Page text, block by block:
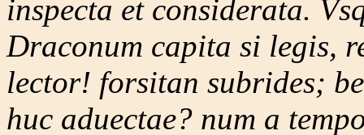
inspecta et considerata.
Draconum capita si legis,
lector! forsitan subrides;
huc aduectae? num a